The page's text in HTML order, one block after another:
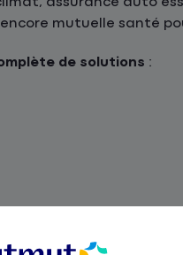
mutuelle santé
de solutions :
personnalisé !